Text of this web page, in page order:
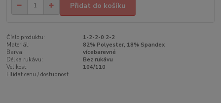
Přidat do košíku
Číslo produktu:
1-2-2-0 2-2
Materiál:
82% Polyester, 18% Spandex
Barva:
vícebarevné
Délka rukávu:
Bez rukávu
Velikost:
104/110
Hlídat cenu / dostupnost